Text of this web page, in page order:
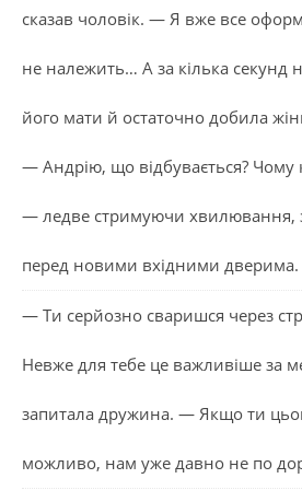
сказав чоловік. — Я вже все
не належить… А за кілька секунд
його мати й остаточно добила
— Андрію, що відбувається? Чому
— ледве стримуючи хвилювання,
перед новими вхідними дверима.
— Ти серйозно сваришся через
Невже для тебе це важливіше за
запитала дружина. — Якщо ти
можливо, нам уже давно не по